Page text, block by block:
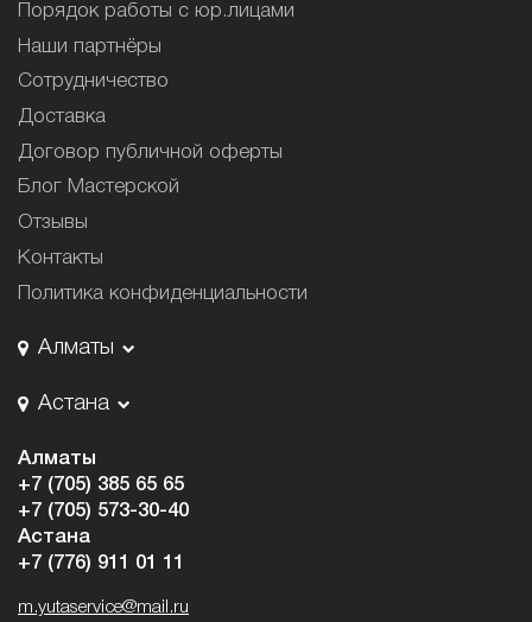
Порядок работы с юр.лицами
Наши партнёры
Сотрудничество
Доставка
Договор публичной оферты
Блог Мастерской
Отзывы
Контакты
Политика конфиденциальности
Алматы
Астана
Алматы
+7 (705) 385 65 65
+7 (705) 573-30-40
Астана
+7 (776) 911 01 11
m.yutaservice@mail.ru